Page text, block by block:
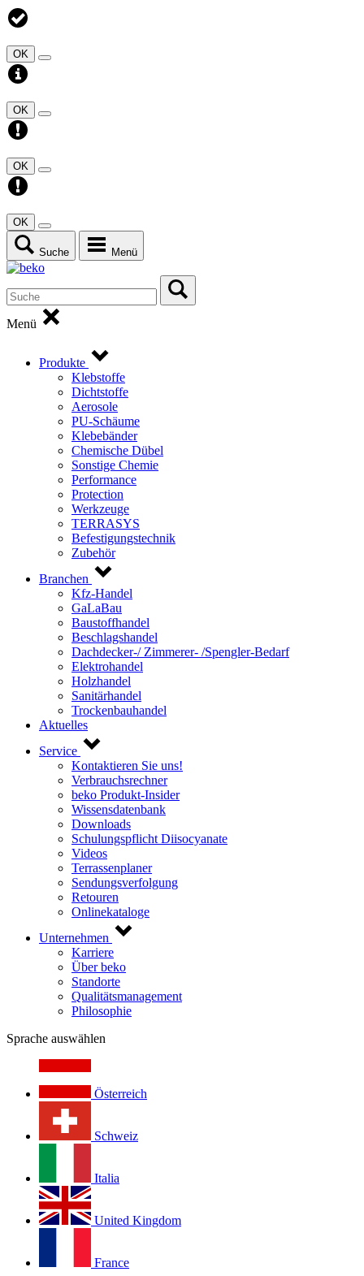
OK
OK
OK
OK
Suche Menü
Menü
Produkte
Klebstoffe
Dichtstoffe
Aerosole
PU-Schäume
Klebebänder
Chemische Dübel
Sonstige Chemie
Performance
Protection
Werkzeuge
TERRASYS
Befestigungstechnik
Zubehör
Branchen
Kfz-Handel
GaLaBau
Baustoffhandel
Beschlagshandel
Dachdecker-/ Zimmerer- /Spengler-Bedarf
Elektrohandel
Holzhandel
Sanitärhandel
Trockenbauhandel
Aktuelles
Service
Kontaktieren Sie uns!
Verbrauchsrechner
beko Produkt-Insider
Wissensdatenbank
Downloads
Schulungspflicht Diisocyanate
Videos
Terrassenplaner
Sendungsverfolgung
Retouren
Onlinekataloge
Unternehmen
Karriere
Über beko
Standorte
Qualitätsmanagement
Philosophie
Sprache auswählen
Österreich
Schweiz
Italia
United Kingdom
France